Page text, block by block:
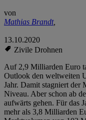
von
Mathias Brandt,
13.10.2020
Zivile Drohnen
Auf 2,9 Milliarden Euro
Outlook den weltweiten
Jahr. Damit stagniert der
Niveau. Aber schon ab
aufwärts gehen. Für das
mehr als 3,8 Milliarden